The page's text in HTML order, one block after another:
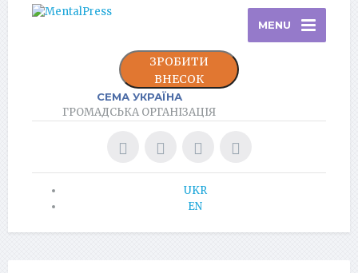
MENU
ЗРОБИТИ
ВНЕСОК
СЕМА УКРАЇНА
ГРОМАДСЬКА ОРГАНІЗАЦІЯ
UKR
EN